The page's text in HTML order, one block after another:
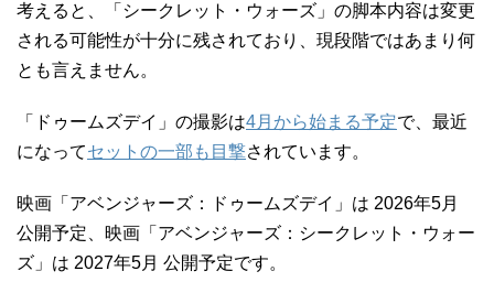
考えると、「シークレット・ウォーズ」の脚本内容は変更
される可能性が十分に残されており、現段階ではあまり何
とも言えません。
「ドゥームズデイ」の撮影は4月から始まる予定で、最近
になってセットの一部も目撃されています。
映画「アベンジャーズ：ドゥームズデイ」は 2026年5月
公開予定、映画「アベンジャーズ：シークレット・ウォー
ズ」は 2027年5月 公開予定です。